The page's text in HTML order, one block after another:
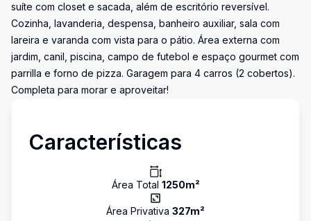
suíte com closet e sacada, além de escritório reversível.
Cozinha, lavanderia, despensa, banheiro auxiliar, sala com
lareira e varanda com vista para o pátio. Área externa com
jardim, canil, piscina, campo de futebol e espaço gourmet com
parrilla e forno de pizza. Garagem para 4 carros (2 cobertos).
Completa para morar e aproveitar!
Características
Área Total 1250m²
Área Privativa 327m²